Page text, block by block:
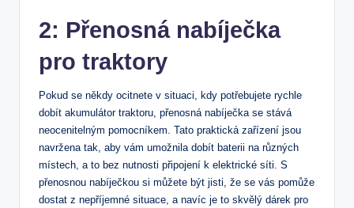
2: Přenosná nabíječka
pro traktory
Pokud se někdy ocitnete v situaci, kdy potřebujete rychle
dobít akumulátor traktoru, přenosná nabíječka se stává
neocenitelným pomocníkem. Tato praktická zařízení jsou
navržena tak, aby vám umožnila dobít baterii na různých
místech, a to bez nutnosti připojení k elektrické síti. S
přenosnou nabíječkou si můžete být jisti, že se vás pomůže
dostat z nepříjemné situace, a navíc je to skvělý dárek pro